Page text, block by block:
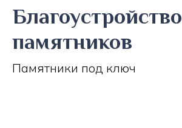
Благоустройство
памятников
Памятники под ключ